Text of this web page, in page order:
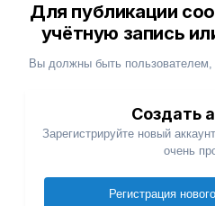
Для публикации
учётную запись
Вы должны быть пользователем,
Создать
Зарегистрируйте новый
очень
Регистрация